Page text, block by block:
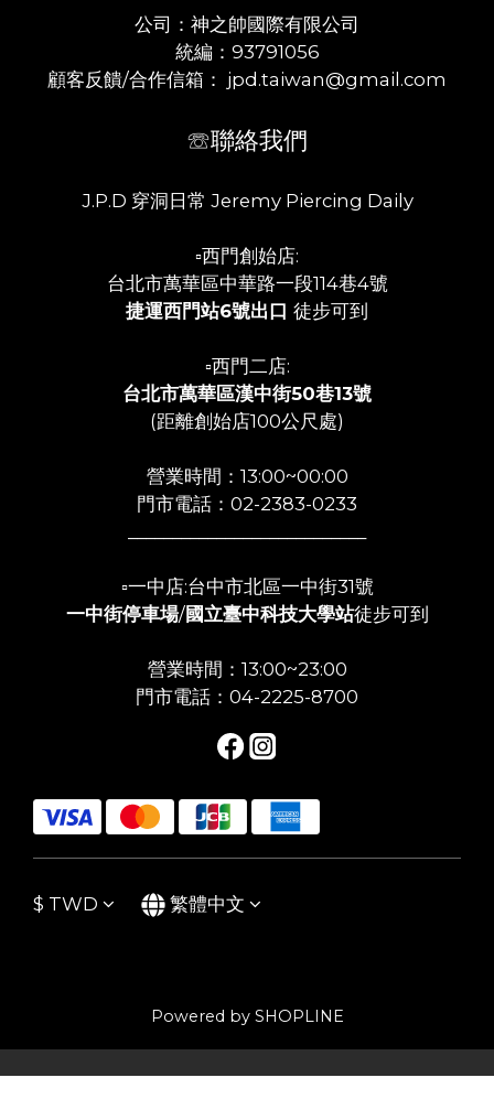
公司：神之帥國際有限公司
統編：93791056
顧客反饋/合作信箱： jpd.taiwan@gmail.com
☏聯絡我們
J.P.D 穿洞日常 Jeremy Piercing Daily
▫️西門創始店:
台北市萬華區中華路一段114巷4號
捷運西門站6號出口 徒步可到
▫️西門二店:
台北市萬華區漢中街50巷13號
(距離創始店100公尺處)
營業時間：13:00~00:00
門市電話：02-2383-0233
▫️一中店:台中市北區一中街31號
一中街停車場/國立臺中科技大學站徒步可到
營業時間：13:00~23:00
門市電話：04-2225-8700
$ TWD 繁體中文
Powered by SHOPLINE